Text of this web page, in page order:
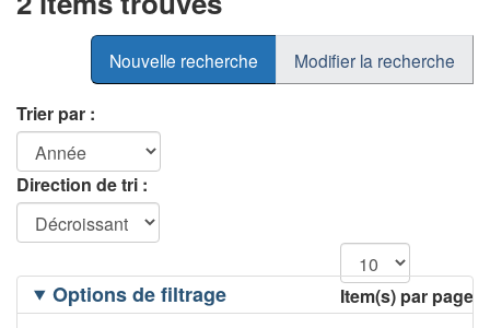
Nouvelle recherche Modifier la recherche
Trier par :
Direction de tri :
Item(s) par page
Filtrage
desOptions de filtrage